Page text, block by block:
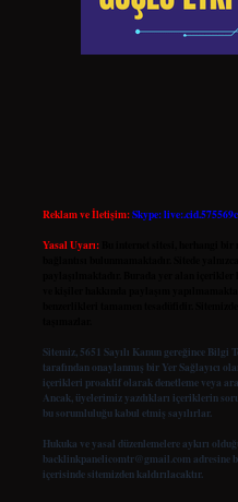
Reklam ve İletişim:Skype:
Yasal Uyarı:
Sitemiz, 5651 Sayılı Kanun gereğince
tarafından onaylanmış bir Yer Sağlayıcı
içerikleri proaktif olarak denetleme veya
Ancak, üyelerimiz yazdıkları içeriklerin
bu sorumluluğu kabul etmiş sayılırlar.
Hukuka ve yasal düzenlemelere aykırı
backlinkpanelicomtr@gmail.com adresine
içerisinde sitemizden kaldırılacaktır.